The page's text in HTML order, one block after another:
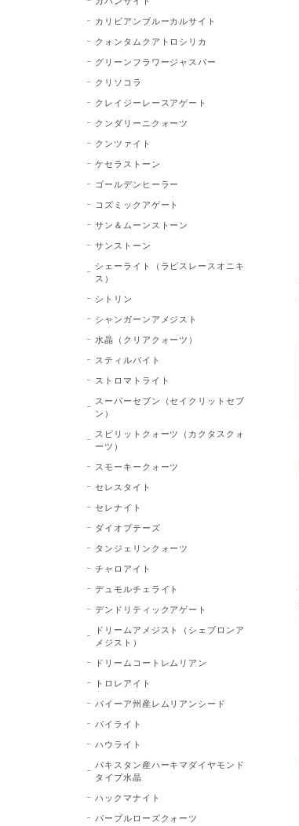
カリビアンブルーカルサイト
クォンタムクアトロシリカ
グリーンフラワージャスパー
クリソコラ
クレイジーレースアゲート
クンダリーニクォーツ
クンツァイト
ケセラストーン
ゴールデンヒーラー
コズミックアゲート
サン＆ムーンストーン
サンストーン
シェーライト（ラピスレースオニキ
ス）
シトリン
シャンガーンアメジスト
水晶（クリアクォーツ）
スティルバイト
ストロマトライト
スーパーセブン（セイクリットセブ
ン）
スピリットクォーツ（カクタスクォ
ーツ）
スモーキークォーツ
セレスタイト
セレナイト
ダイオプテーズ
タンジェリンクォーツ
チャロアイト
デュモルチェライト
デンドリティックアゲート
ドリームアメジスト（シェブロンア
メジスト）
ドリームコートレムリアン
トロレアイト
バイーア州産レムリアンシード
パイライト
ハウライト
パキスタン産ハーキマダイヤモンド
タイプ水晶
ハックマナイト
パープルローズクォーツ